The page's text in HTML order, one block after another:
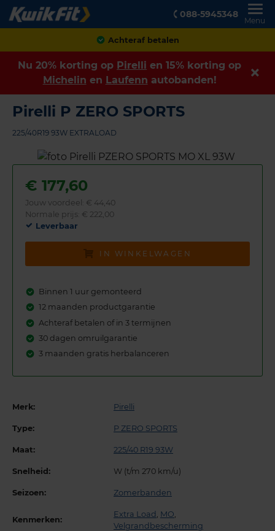
088-5945348
Menu
Achteraf betalen
Nu 20% korting op Pirelli en 15% korting op
Michelin en Laufenn autobanden!
Pirelli P ZERO SPORTS
225/40R19 93W EXTRALOAD
€ 177,60
Jouw voordeel: € 44,40
Normale prijs: € 222,00
Leverbaar
IN WINKELWAGEN
Binnen 1 uur gemonteerd
12 maanden productgarantie
Achteraf betalen of in 3 termijnen
30 dagen omruilgarantie
3 maanden gratis herbalanceren
Merk: Pirelli
Type: P ZERO SPORTS
Maat: 225/40 R19 93W
Snelheid: W (t/m 270 km/u)
Seizoen: Zomerbanden
Kenmerken:
Extra Load MO
Velgrandbescherming